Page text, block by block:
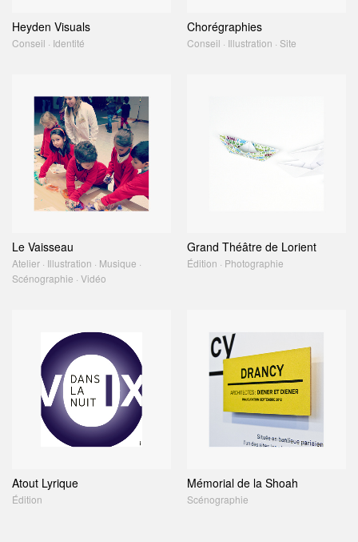
Heyden Visuals
Conseil · Identité
Chorégraphies
Conseil · Illustration · Site
Le Vaisseau
Atelier · Illustration · Musique ·
Scénographie · Vidéo
Grand Théâtre de Lorient
Édition · Photographie
Atout Lyrique
Édition
Mémorial de la Shoah
Scénographie